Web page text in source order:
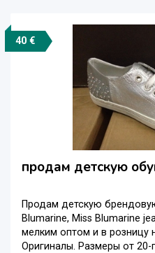
40 €
продам детскую
Продам детскую
Blumarine, Miss Blumarine
мелким оптом и в розницу
Оригиналы. Размеры от